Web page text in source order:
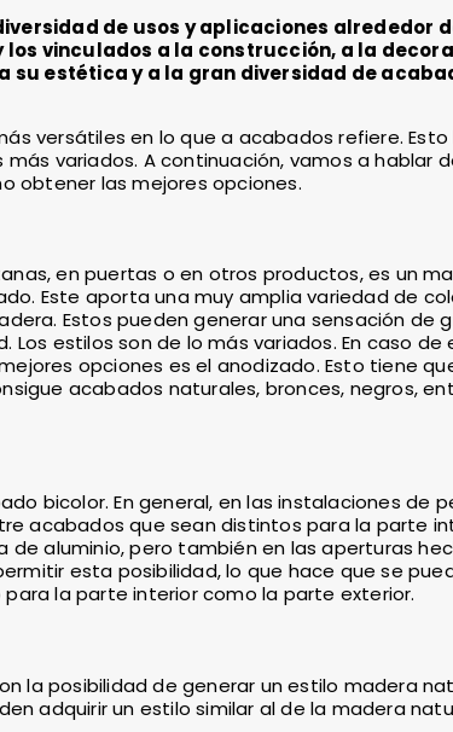
de usos y aplicaciones alrededor
vinculados a la construcción, a la
su estética y a la gran diversidad de
versátiles en lo que a acabados refiere.
variados. A continuación, vamos a hablar
obtener las mejores opciones.
en puertas o en otros productos, es un
Este aporta una muy amplia variedad de
Estos pueden generar una sensación de
estilos son de lo más variados. En caso de
opciones es el anodizado. Esto tiene
acabados naturales, bronces, negros,
bicolor. En general, en las instalaciones de
acabados que sean distintos para la parte
aluminio, pero también en las aperturas
esta posibilidad, lo que hace que se
la parte interior como la parte exterior.
la posibilidad de generar un estilo madera
adquirir un estilo similar al de la madera